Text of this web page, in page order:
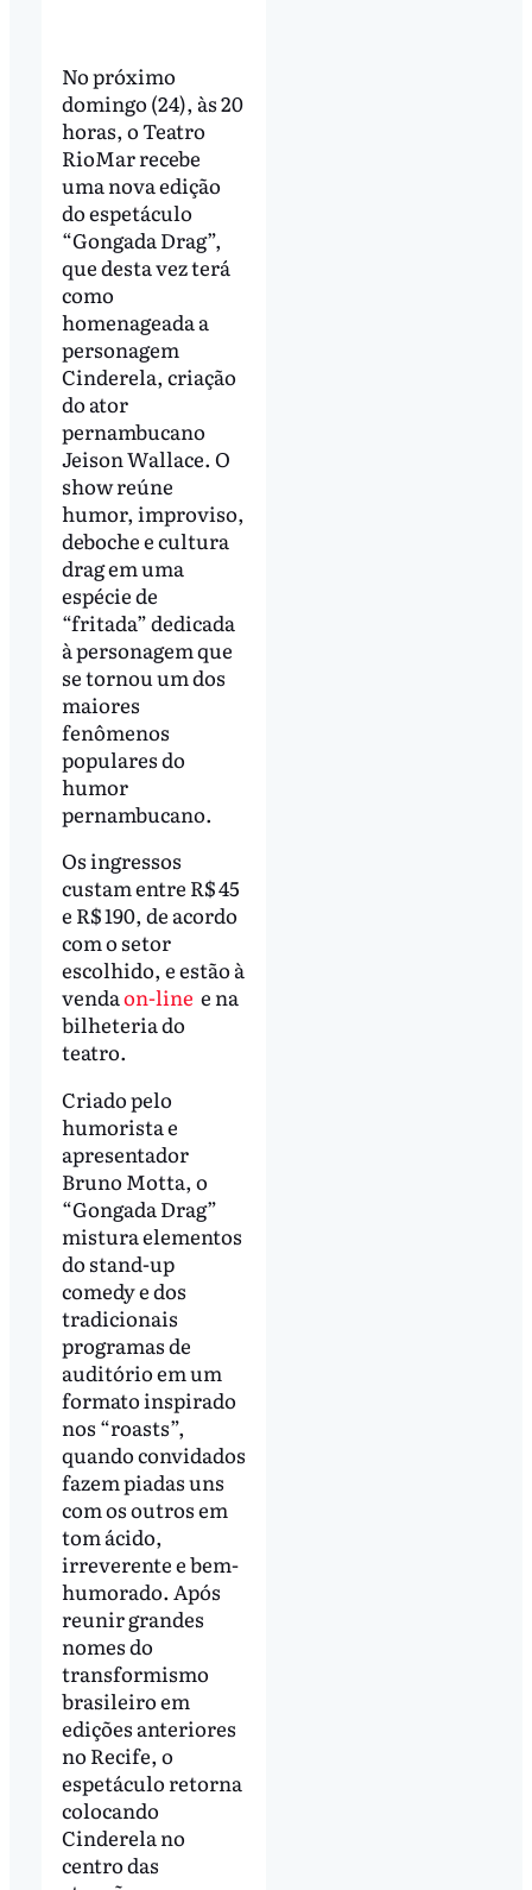
No próximo
domingo (24), às 20
horas, o Teatro
RioMar recebe
uma nova edição
do espetáculo
“Gongada Drag”,
que desta vez terá
como
homenageada a
personagem
Cinderela, criação
do ator
pernambucano
Jeison Wallace. O
show reúne
humor, improviso,
deboche e cultura
drag em uma
espécie de
“fritada” dedicada
à personagem que
se tornou um dos
maiores
fenômenos
populares do
humor
pernambucano.
Os ingressos
custam entre R$ 45
e R$ 190, de acordo
com o setor
escolhido, e estão à
vendaon-line e na
bilheteria do
teatro.
Criado pelo
humorista e
apresentador
Bruno Motta, o
“Gongada Drag”
mistura elementos
do stand-up
comedy e dos
tradicionais
programas de
auditório em um
formato inspirado
nos “roasts”,
quando convidados
fazem piadas uns
com os outros em
tom ácido,
irreverente e bem-
humorado. Após
reunir grandes
nomes do
transformismo
brasileiro em
edições anteriores
no Recife, o
espetáculo retorna
colocando
Cinderela no
centro das